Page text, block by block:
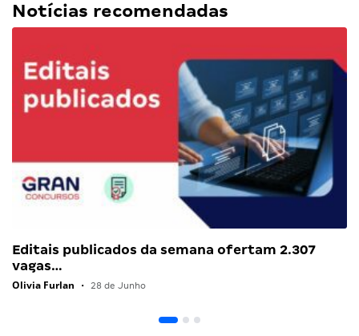
Notícias recomendadas
Editais publicados da semana ofertam 2.307
vagas…
Olivia Furlan • 28 de Junho